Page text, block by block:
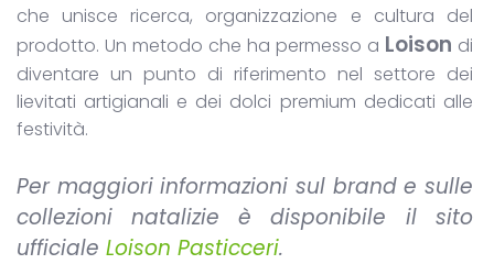
che unisce ricerca, organizzazione e cultura del
prodotto. Un metodo che ha permesso a Loison di
diventare un punto di riferimento nel settore dei
lievitati artigianali e dei dolci premium dedicati alle
festività.
Per maggiori informazioni sul brand e sulle
collezioni natalizie è disponibile il sito
ufficiale Loison Pasticceri.